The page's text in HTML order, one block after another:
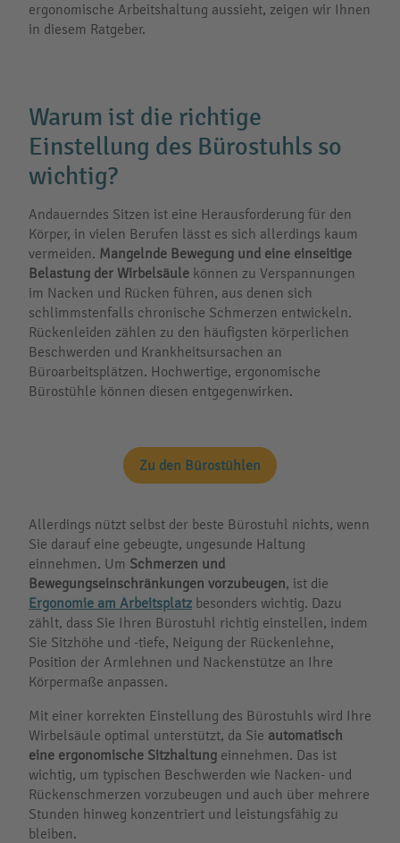
ergonomische Arbeitshaltung aussieht, zeigen wir Ihnen
in diesem Ratgeber.
Warum ist die richtige
Einstellung des Bürostuhls so
wichtig?
Andauerndes Sitzen ist eine Herausforderung für den
Körper, in vielen Berufen lässt es sich allerdings kaum
vermeiden. Mangelnde Bewegung und eine einseitige
Belastung der Wirbelsäule können zu Verspannungen
im Nacken und Rücken führen, aus denen sich
schlimmstenfalls chronische Schmerzen entwickeln.
Rückenleiden zählen zu den häufigsten körperlichen
Beschwerden und Krankheitsursachen an
Büroarbeitsplätzen. Hochwertige, ergonomische
Bürostühle können diesen entgegenwirken.
Zu den Bürostühlen
Allerdings nützt selbst der beste Bürostuhl nichts, wenn
Sie darauf eine gebeugte, ungesunde Haltung
einnehmen. Um Schmerzen und
Bewegungseinschränkungen vorzubeugen, ist die
Ergonomie am Arbeitsplatz besonders wichtig. Dazu
zählt, dass Sie Ihren Bürostuhl richtig einstellen, indem
Sie Sitzhöhe und -tiefe, Neigung der Rückenlehne,
Position der Armlehnen und Nackenstütze an Ihre
Körpermaße anpassen.
Mit einer korrekten Einstellung des Bürostuhls wird Ihre
Wirbelsäule optimal unterstützt, da Sie automatisch
eine ergonomische Sitzhaltung einnehmen. Das ist
wichtig, um typischen Beschwerden wie Nacken- und
Rückenschmerzen vorzubeugen und auch über mehrere
Stunden hinweg konzentriert und leistungsfähig zu
bleiben.